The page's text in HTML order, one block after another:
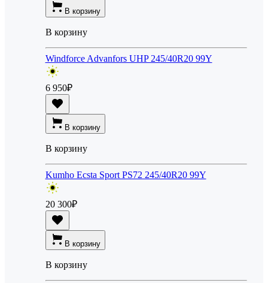
В корзину
В корзину
Windforce Advanfors UHP 245/40R20 99Y
6 950₽
В корзину
В корзину
Kumho Ecsta Sport PS72 245/40R20 99Y
20 300₽
В корзину
В корзину